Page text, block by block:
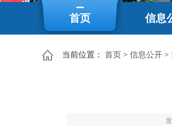
首页 信息
当前位置： 首页 > 信息公开 >